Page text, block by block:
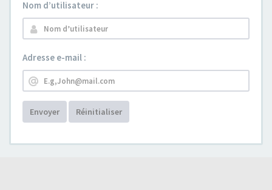
Nom d’utilisateur :
Adresse e-mail :
Envoyer Réinitialiser